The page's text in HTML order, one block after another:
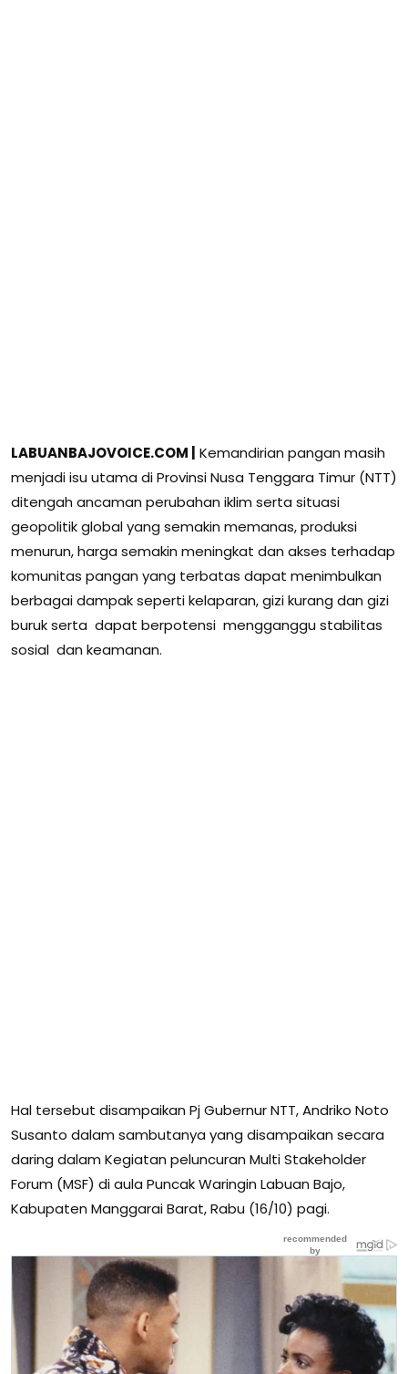
LABUANBAJOVOICE.COM |
Kemandirian pangan masih
menjadi isu utama di Provinsi Nusa Tenggara Timur (NTT)
ditengah ancaman perubahan iklim serta situasi
geopolitik global yang semakin memanas, produksi
menurun, harga semakin meningkat dan akses terhadap
komunitas pangan yang terbatas dapat menimbulkan
berbagai dampak seperti kelaparan, gizi kurang dan gizi
buruk serta dapat berpotensi mengganggu stabilitas
sosial dan keamanan.
Hal tersebut disampaikan Pj Gubernur NTT, Andriko Noto
Susanto dalam sambutanya yang disampaikan secara
daring dalam Kegiatan peluncuran Multi Stakeholder
Forum (MSF) di aula Puncak Waringin Labuan Bajo,
Kabupaten Manggarai Barat, Rabu (16/10) pagi.